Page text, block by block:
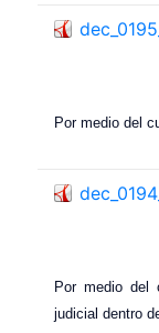
Por medio del
Por medio del
judicial dentro